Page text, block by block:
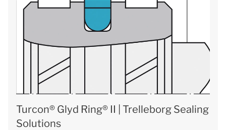
Turcon® Glyd Ring® II | Trelleborg Sealing
Solutions